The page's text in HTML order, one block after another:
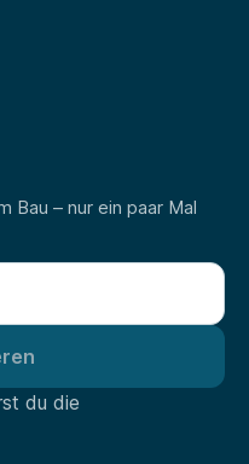
Bau – nur ein paar Mal
du die